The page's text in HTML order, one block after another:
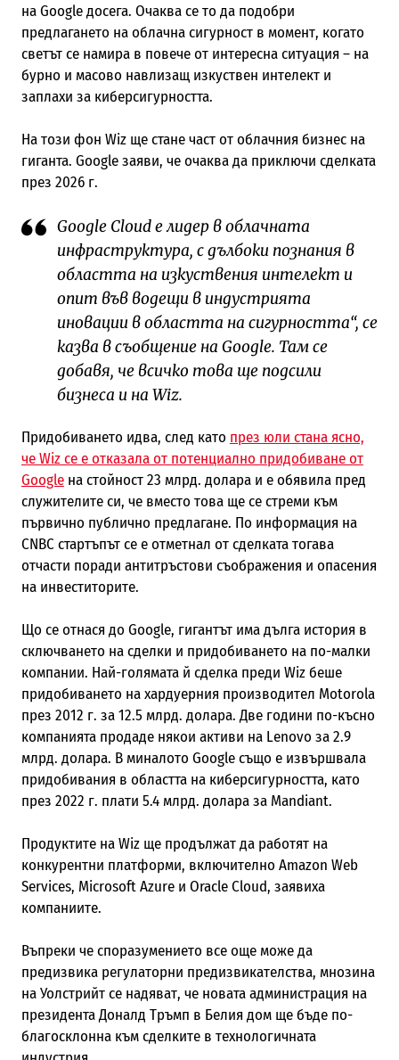
на Google досега. Очаква се то да подобри
предлагането на облачна сигурност в момент, когато
светът се намира в повече от интересна ситуация – на
бурно и масово навлизащ изкуствен интелект и
заплахи за киберсигурността.
На този фон Wiz ще стане част от облачния бизнес на
гиганта. Google заяви, че очаква да приключи сделката
през 2026 г.
Google Cloud е лидер в облачната
инфраструктура, с дълбоки познания в
областта на изкуствения интелект и
опит във водещи в индустрията
иновации в областта на сигурността“, се
казва в съобщение на Google. Там се
добавя, че всичко това ще подсили
бизнеса и на Wiz.
Придобиването идва, след като през юли стана ясно,
че Wiz се е отказала от потенциално придобиване от
Googleна стойност 23 млрд. долара и е обявила пред
служителите си, че вместо това ще се стреми към
първично публично предлагане. По информация на
CNBC стартъпът се е отметнал от сделката тогава
отчасти поради антитръстови съображения и опасения
на инвеститорите.
Що се отнася до Google, гигантът има дълга история в
сключването на сделки и придобиването на по-малки
компании. Най-голямата й сделка преди Wiz беше
придобиването на хардуерния производител Motorola
през 2012 г. за 12.5 млрд. долара. Две години по-късно
компанията продаде някои активи на Lenovo за 2.9
млрд. долара. В миналото Google също е извършвала
придобивания в областта на киберсигурността, като
през 2022 г. плати 5.4 млрд. долара за Mandiant.
Продуктите на Wiz ще продължат да работят на
конкурентни платформи, включително Amazon Web
Services, Microsoft Azure и Oracle Cloud, заявиха
компаниите.
Въпреки че споразумението все още може да
предизвика регулаторни предизвикателства, мнозина
на Уолстрийт се надяват, че новата администрация на
президента Доналд Тръмп в Белия дом ще бъде по-
благосклонна към сделките в технологичната